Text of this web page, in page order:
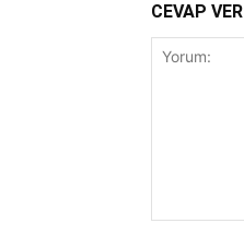
CEVAP VER